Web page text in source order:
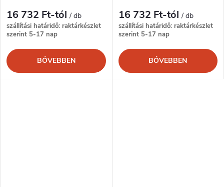
16 732 Ft-tól/ db
szállítási határidő: raktárkészlet
szerint 5-17 nap
BŐVEBBEN
16 732 Ft-tól/ db
szállítási határidő: raktárkészlet
szerint 5-17 nap
BŐVEBBEN